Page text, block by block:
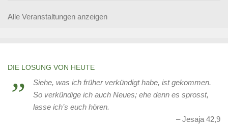
Alle Veranstaltungen anzeigen
DIE LOSUNG VON HEUTE
Siehe, was ich früher verkündigt habe, ist gekommen.
So verkündige ich auch Neues; ehe denn es sprosst,
lasse ich’s euch hören.
Jesaja 42,9